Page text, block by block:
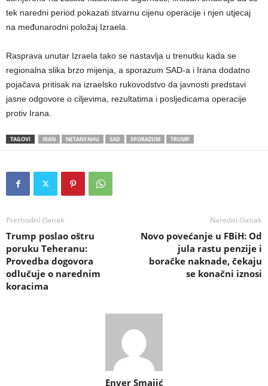
tek naredni period pokazati stvarnu cijenu operacije i njen utjecaj
na međunarodni položaj Izraela.
Rasprava unutar Izraela tako se nastavlja u trenutku kada se
regionalna slika brzo mijenja, a sporazum SAD-a i Irana dodatno
pojačava pritisak na izraelsko rukovodstvo da javnosti predstavi
jasne odgovore o ciljevima, rezultatima i posljedicama operacije
protiv Irana.
TAGOVI IRAN NETANYAHU SAD SPORAZUM TRUMP
Prethodni članak
Trump poslao oštru
poruku Teheranu:
Provedba dogovora
odlučuje o narednim
koracima
Naredni članak
Novo povećanje u FBiH: Od
jula rastu penzije i
boračke naknade, čekaju
se konačni iznosi
Enver Smajić